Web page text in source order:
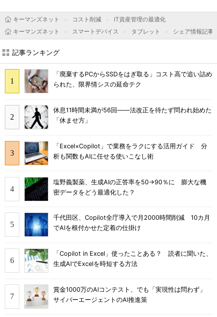
キーマンズネット コスト削減
IT資産管理の最適化
キーマンズネット
スマートデバイス タブレット シェア情報記事
記事ランキング
「廃棄するPCからSSDをはぎ取る」コスト高で追い詰め
られた、限界情シスの延命テク
休息11時間未満が56回――法改正を待たず問われ始めた
「休ませ方」
「Excel×Copilot」で業務をラクにする活用ガイド 分
析も関数もAIに任せる使いこなし術
塩野義製薬、生成AIの正答率を50→90％に 膨大な機
密データをどう最適化した？
千代田区、Copilot全庁導入で月2000時間削減 10カ月
でAIを根付かせた定着の仕掛け
「Copilot in Excel」使ったことある？ 読者に聞いた、
生成AIでExcelを時短する方法
賞金1000万のAIコンテスト、でも「実現性は問わず」
サイバーエージェントのAI推進策